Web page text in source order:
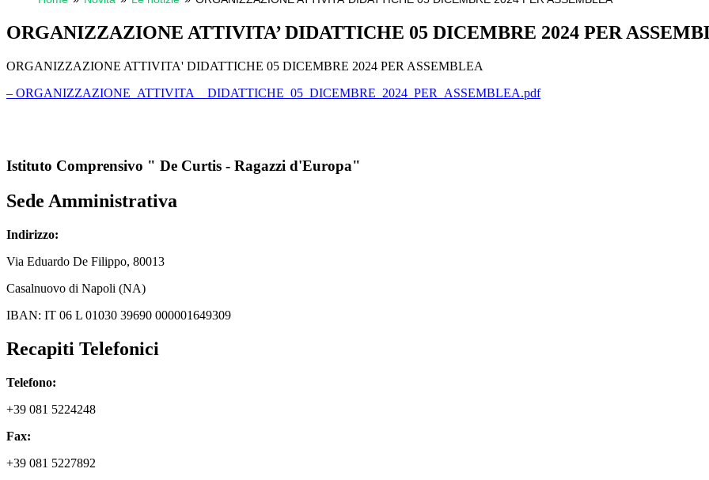
ORGANIZZAZIONE ATTIVITA’ DIDATTICHE 05 DICEMBRE 2024 PER
ORGANIZZAZIONE ATTIVITA' DIDATTICHE 05 DICEMBRE 2024 PER ASSEMBLEA
– ORGANIZZAZIONE_ATTIVITA__DIDATTICHE_05_DICEMBRE_2024_PER_ASSEMBLEA.pdf
Istituto Comprensivo " De Curtis - Ragazzi d'Europa"
Sede Amministrativa
Indirizzo:
Via Eduardo De Filippo, 80013
Casalnuovo di Napoli (NA)
IBAN: IT 06 L 01030 39690 000001649309
Recapiti Telefonici
Telefono:
+39 081 5224248
Fax:
+39 081 5227892